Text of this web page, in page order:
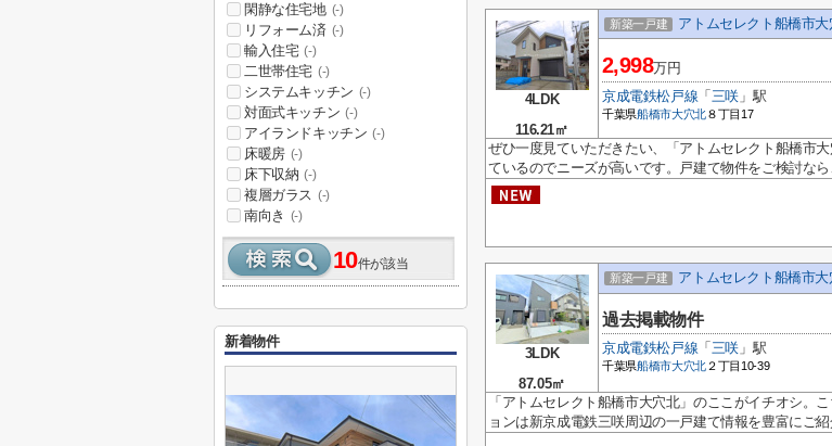
4LDK
116.21㎡
新築一戸建 アトムセレクト船橋市
2,998万円
京成電鉄松戸線 「 三咲 」駅
千葉県船橋市大穴北８丁目17
ぜひ一度見ていただきたい、「アトムセレクト船橋市
ているのでニーズが高いです。戸建て物件をご検討な
3LDK
87.05㎡
新築一戸建 アトムセレクト船橋市大
過去掲載物件
京成電鉄松戸線 「 三咲 」駅
千葉県船橋市大穴北２丁目10-39
「アトムセレクト船橋市大穴北」のここがイチオシ
ョンは新京成電鉄三咲周辺の一戸建て情報を豊富にご
閑静な住宅地 (-)
リフォーム済 (-)
輸入住宅 (-)
二世帯住宅 (-)
システムキッチン (-)
対面式キッチン (-)
アイランドキッチン (-)
床暖房 (-)
床下収納 (-)
複層ガラス (-)
南向き (-)
10件が該当
新着物件